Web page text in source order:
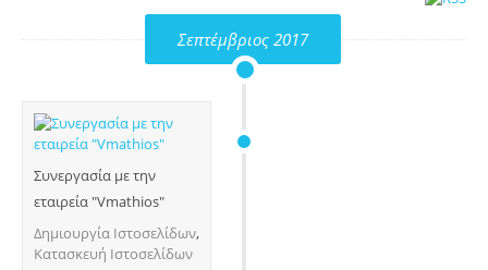
Σεπτέμβριος 2017
Συνεργασία με την
εταιρεία "Vmathios"
Δημιουργία Ιστοσελίδων,
Κατασκευή Ιστοσελίδων